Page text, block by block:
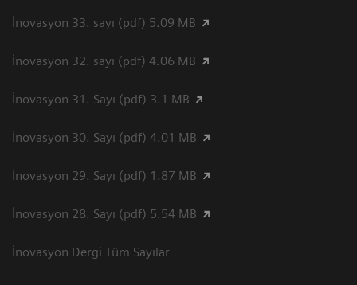
İnovasyon 33. sayı (pdf) 5.09 MB
İnovasyon 32. sayı (pdf) 4.06 MB
İnovasyon 31. Sayı (pdf) 3.1 MB
İnovasyon 30. Sayı (pdf) 4.01 MB
İnovasyon 29. Sayı (pdf) 1.87 MB
İnovasyon 28. Sayı (pdf) 5.54 MB
İnovasyon Dergi Tüm Sayılar